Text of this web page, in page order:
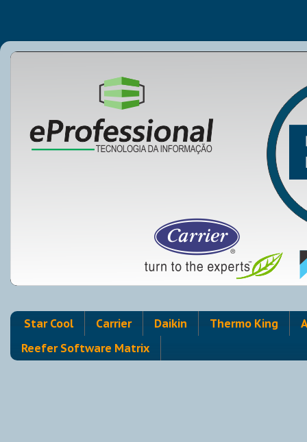
Star Cool Carrier Daikin Thermo King
Reefer Software Matrix